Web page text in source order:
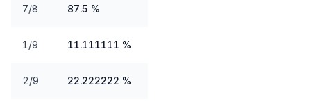
7/8 87.5 %
1/9 11.111111 %
2/9 22.222222 %